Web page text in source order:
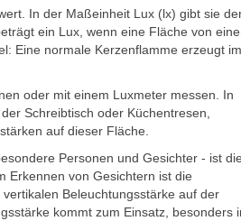
In der Maßeinheit Lux (lx) gibt sie
ein Lux, wenn eine Fläche von
Eine normale Kerzenflamme erzeugt im
oder mit einem Luxmeter messen. In
Schreibtisch oder Küchentresen,
auf dieser Fläche.
Personen und Gesichter - ist
Erkennen von Gesichtern ist die
Beleuchtungsstärke auf der
kommt zum Einsatz, besonders